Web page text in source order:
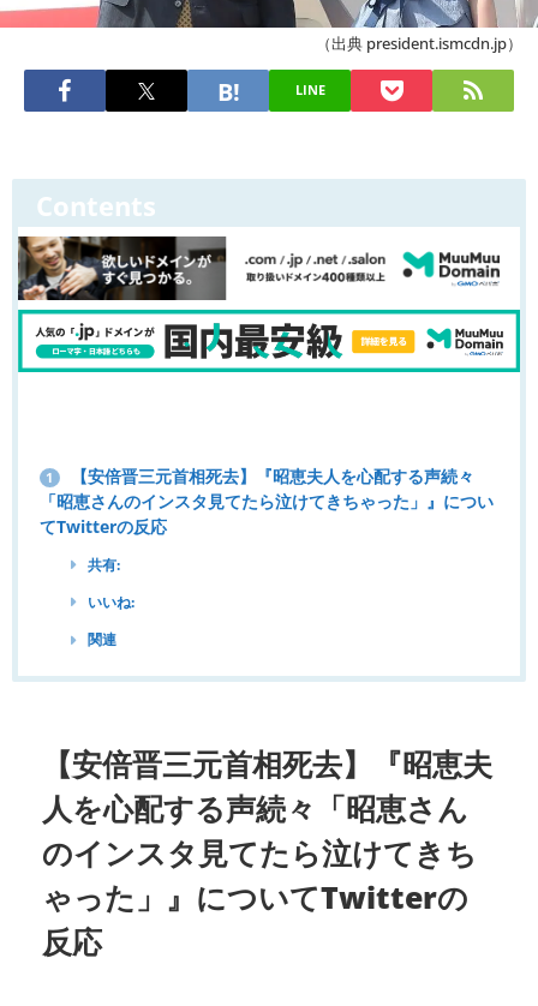
（出典 president.ismcdn.jp）
LINE
Contents
1
【安倍晋三元首相死去】『昭恵夫人を心配する声続々
「昭恵さんのインスタ見てたら泣けてきちゃった」』につい
てTwitterの反応
共有:
いいね:
関連
【安倍晋三元首相死去】『昭恵夫
人を心配する声続々「昭恵さん
のインスタ見てたら泣けてきち
ゃった」』についてTwitterの
反応